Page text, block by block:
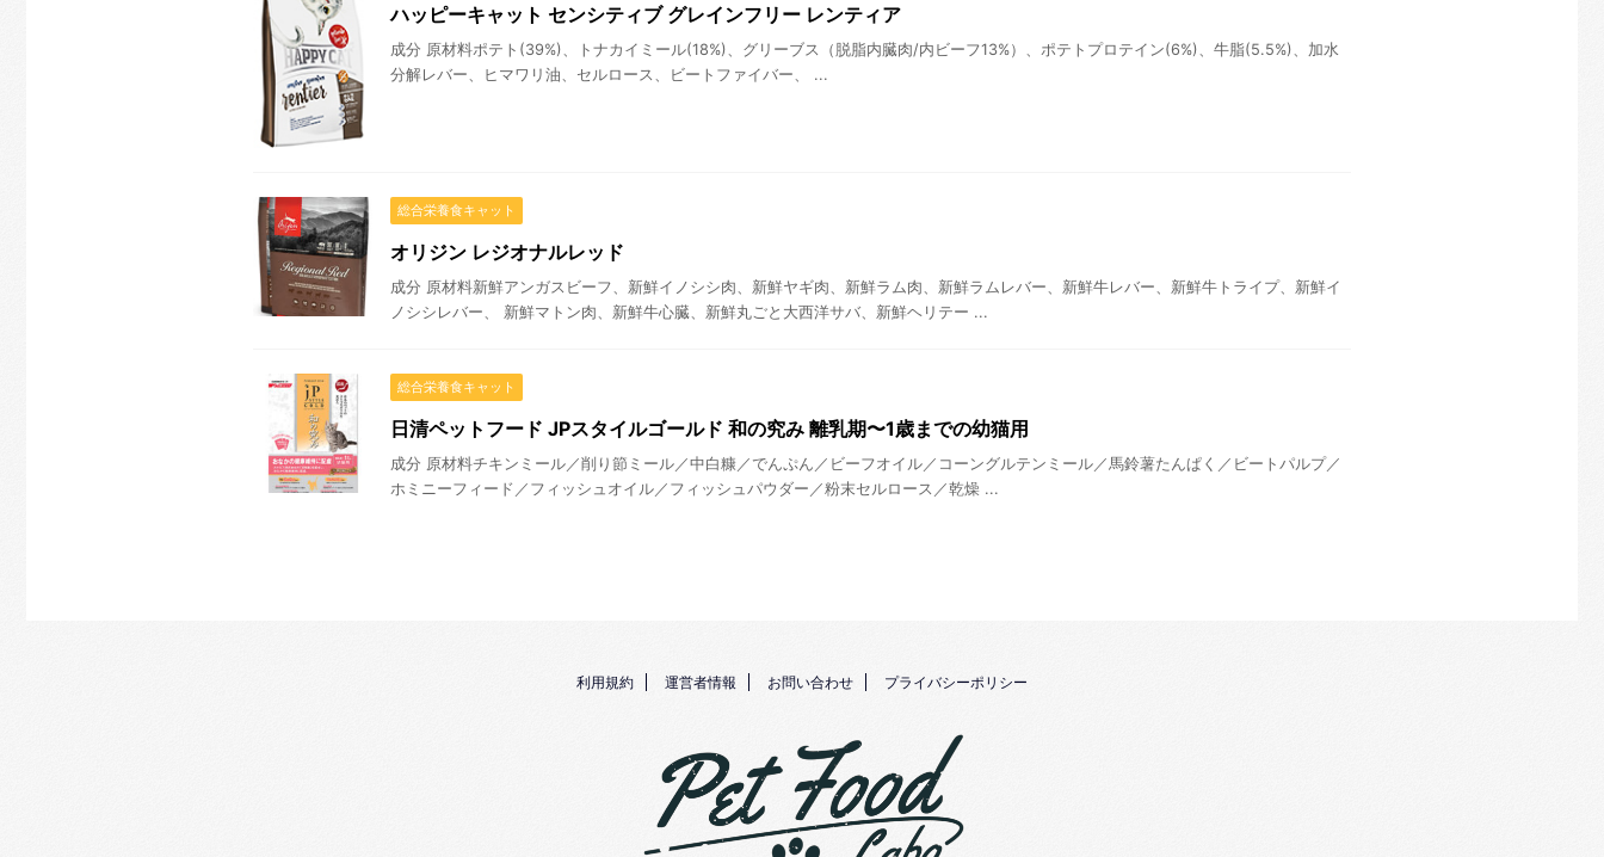
ハッピーキャット センシティブ グレインフリー レンティア
成分 原材料ポテト(39%)、トナカイミール(18%)、グリーブス（脱脂内臓肉/内ビーフ13%）、ポテトプロテイン(6%)、牛脂(5.5%)、加水
分解レバー、ヒマワリ油、セルロース、ビートファイバー、 ...
総合栄養食キャット
オリジン レジオナルレッド
成分 原材料新鮮アンガスビーフ、新鮮イノシシ肉、新鮮ヤギ肉、新鮮ラム肉、新鮮ラムレバー、新鮮牛レバー、新鮮牛トライプ、新鮮イ
ノシシレバー、 新鮮マトン肉、新鮮牛心臓、新鮮丸ごと大西洋サバ、新鮮ヘリテー ...
総合栄養食キャット
日清ペットフード JPスタイルゴールド 和の究み 離乳期〜1歳までの幼猫用
成分 原材料チキンミール／削り節ミール／中白糠／でんぷん／ビーフオイル／コーングルテンミール／馬鈴薯たんぱく／ビートパルプ／
ホミニーフィード／フィッシュオイル／フィッシュパウダー／粉末セルロース／乾燥 ...
利用規約 運営者情報 お問い合わせ プライバシーポリシー